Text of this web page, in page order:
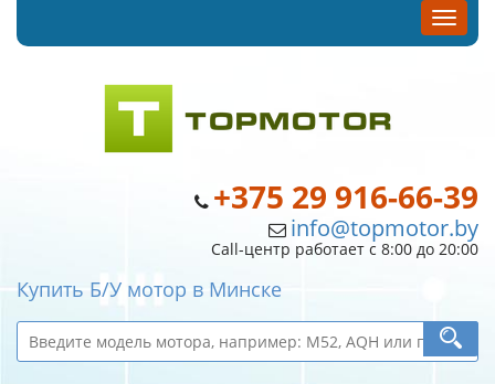
+375 29 916-66-39
info@topmotor.by
Call-центр работает с 8:00 до 20:00
Купить Б/У мотор в Минске